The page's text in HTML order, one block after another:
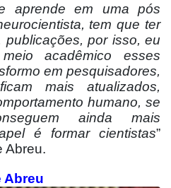
aprende em uma pós
tem que ter
publicações, por isso, eu
acadêmico esses
em pesquisadores,
mais atualizados,
humano, se
ainda mais
é formar cientistas”
Abreu.
Abreu